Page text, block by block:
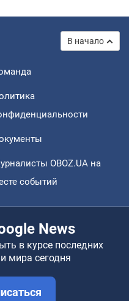
В начало
OBOZ.UA на
событий
News
в курсе последних
мира сегодня